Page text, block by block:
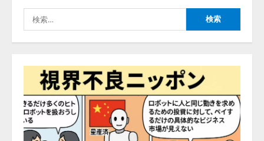
索:
を実施
5
創を推進する 「Agentic IoT Lab」
を設立
2026/08/06/11:53:44
AI駆動開発の推進に向けて